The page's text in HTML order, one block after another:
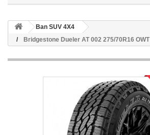
Ban SUV 4X4
Bridgestone Dueler AT 002 275/70R16 OWT